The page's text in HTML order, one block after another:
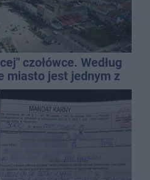
czołówce. Według
miasto jest jednym z
na upały